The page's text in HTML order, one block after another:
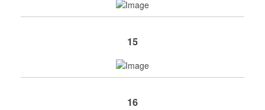
15
16